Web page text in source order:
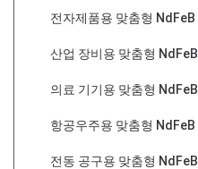
전자제품용 맞춤형 NdFeB
산업 장비용 맞춤형 NdFeB
의료 기기용 맞춤형 NdFeB
항공우주용 맞춤형 NdFeB
전동 공구용 맞춤형 NdFeB